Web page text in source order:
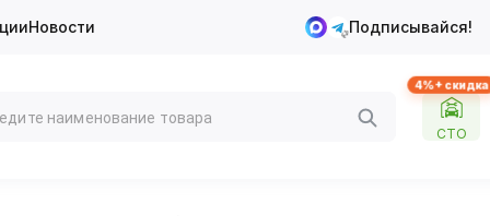
Новости Подписывайся!
4%+ скидка
СТО